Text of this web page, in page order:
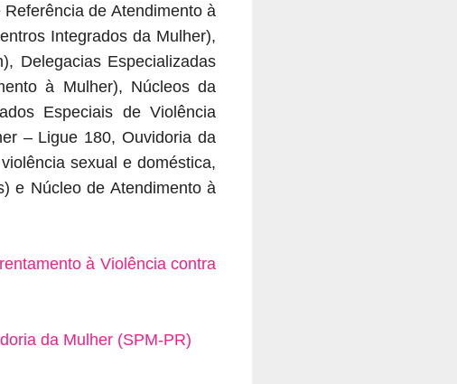
de Atendimento à
Integrados da Mulher),
Delegacias Especializadas
à Mulher), Núcleos da
Especiais de Violência
– Ligue 180, Ouvidoria da
sexual e doméstica,
e Núcleo de Atendimento à
à Violência contra
da Mulher (SPM-PR)